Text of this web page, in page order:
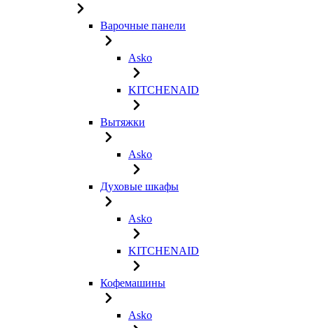
Варочные панели
Asko
KITCHENAID
Вытяжки
Asko
Духовые шкафы
Asko
KITCHENAID
Кофемашины
Asko